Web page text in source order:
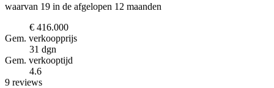
waarvan 19 in de afgelopen 12 maanden
€ 416.000
Gem. verkoopprijs
31 dgn
Gem. verkooptijd
4.6
9 reviews